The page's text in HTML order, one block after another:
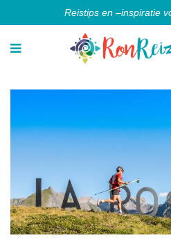
Reistips en –inspiratie